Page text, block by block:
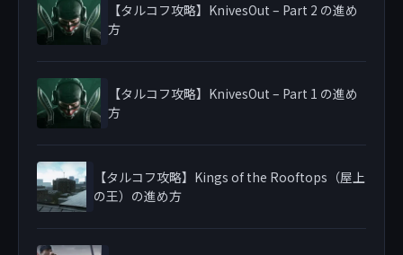
【タルコフ攻略】KnivesOut – Part 2 の進め
方
【タルコフ攻略】KnivesOut – Part 1 の進め
方
【タルコフ攻略】Kings of the Rooftops（屋上
の王）の進め方